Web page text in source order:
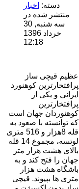
دسته: اخبار
منتشر شده در
سه شنبه, 30
خرداد 1396
12:18
عظیم قیچی ساز
پرافتخارترین کوهنورد
ایرانی و یکی از
پرافتخارترین
کوهنوردان جهان است
که توانسته با صعود به
قله 8هزار و 516 متری
لوتسه، مجموع 14 قله
بالای هشت هزار متر
جهان را فتح کند و به
باشگاه هشت هزار
متری ها بپیوند. قیچی